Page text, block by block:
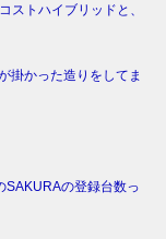
ストハイブリッドと、
掛かった造りをしてま
の登録台数っ